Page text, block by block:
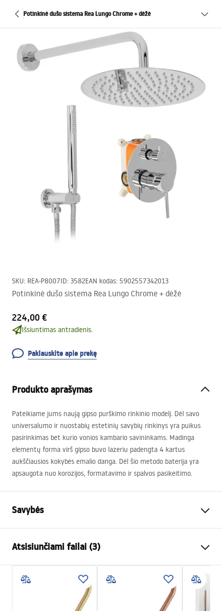
Potinkinė dušo sistema Rea Lungo Chrome + dėžė
SKU: REA-P8007ID: 3582EAN kodas: 5902557342013
Potinkinė dušo sistema Rea Lungo Chrome + dėžė
224,00 €
Išsiuntimas antradienis.
Paklauskite apie prekę
Produkto aprašymas
Pateikiame jums naują gipso purškimo rinkinio modelį. Dėl savo
universalumo ir nuostabių estetinių savybių rinkinys yra puikus
pasirinkimas bet kurio vonios kambario savininkams. Madinga
elementų forma virš gipso buvo lazeriu padengta 4 kartus
aukščiausios kokybės emalio danga. Dėl šio metodo baterija yra
apsaugota nuo korozijos, formatavimo ir spalvos pasikeitimo.
Savybės
Medžiaga
Baterijos Tipas
Vienos rankenos
Montavimo būdas
Paslėpta sienoje
Atsisiunčiami failai (3)
Saugos informacija
Safety_Information_Shower_set.pdf